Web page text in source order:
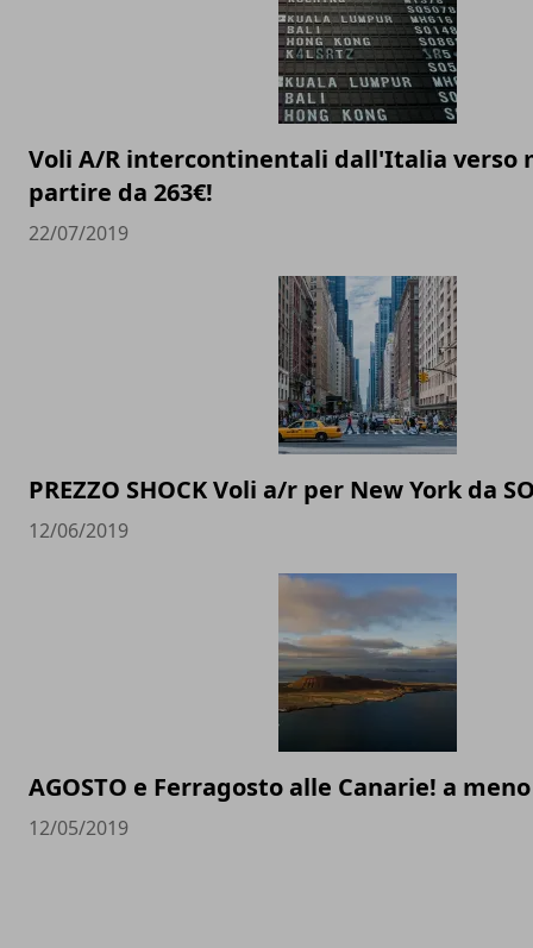
Voli A/R intercontinentali dall'Italia verso
partire da 263€!
22/07/2019
PREZZO SHOCK Voli a/r per New York da
12/06/2019
AGOSTO e Ferragosto alle Canarie! a
12/05/2019